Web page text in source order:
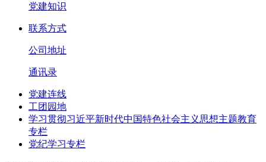
党建知识
联系方式
公司地址
通讯录
党建连线
工团园地
学习贯彻习近平新时代中国特色社会主义思想主题教育
专栏
党纪学习专栏